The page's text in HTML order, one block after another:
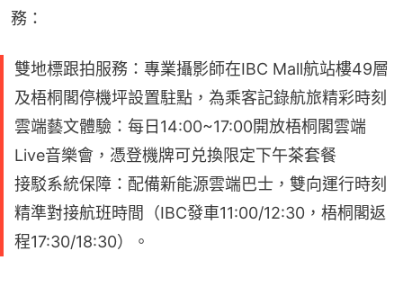
務：
雙地標跟拍服務：專業攝影師在IBC Mall航站樓49層
及梧桐閣停機坪設置駐點，為乘客記錄航旅精彩時刻
雲端藝文體驗：每日14:00~17:00開放梧桐閣雲端
Live音樂會，憑登機牌可兑換限定下午茶套餐
接駁系統保障：配備新能源雲端巴士，雙向運行時刻
精準對接航班時間（IBC發車11:00/12:30，梧桐閣返
程17:30/18:30）。